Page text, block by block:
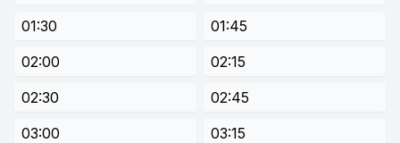
01:30
01:45
02:00
02:15
02:30
02:45
03:00
03:15